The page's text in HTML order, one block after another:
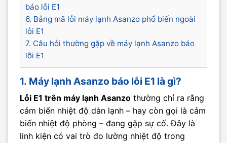
báo lỗi E1
6. Bảng mã lỗi máy lạnh Asanzo phổ biến ngoài
lỗi E1
7. Câu hỏi thường gặp về máy lạnh Asanzo báo
lỗi E1
1. Máy lạnh Asanzo báo lỗi E1 là gì?
Lỗi E1 trên máy lạnh Asanzo thường chỉ ra rằng
cảm biến nhiệt độ dàn lạnh – hay còn gọi là cảm
biến nhiệt độ phòng – đang gặp sự cố. Đây là
linh kiện có vai trò đo lường nhiệt độ trong